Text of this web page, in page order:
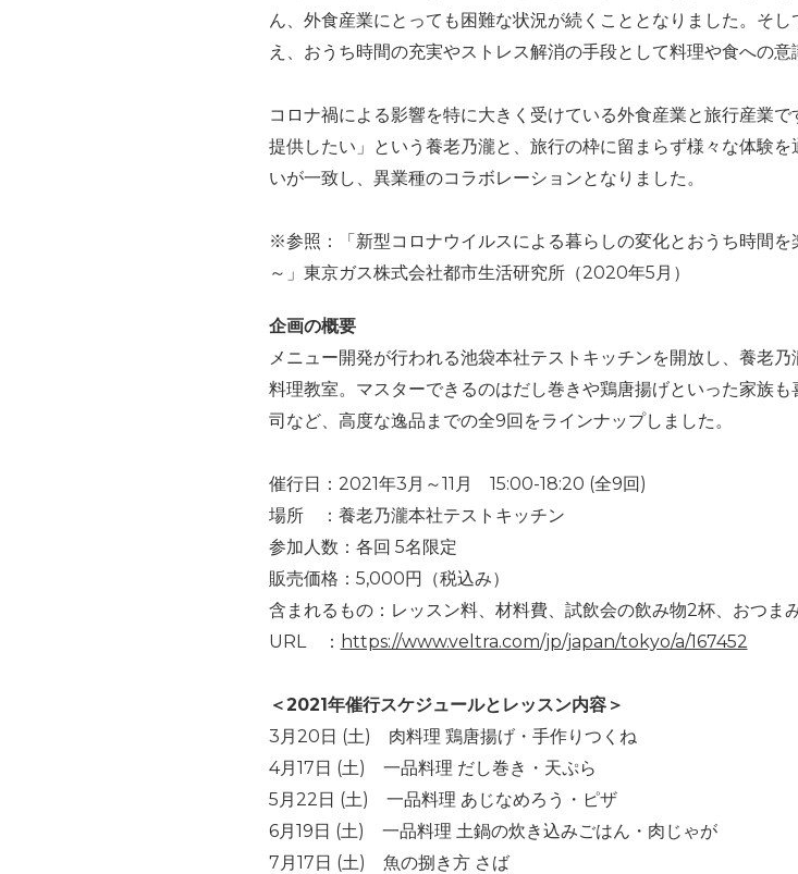
ん、外食産業にとっても困難な状況が続くこととなりました。そ
え、おうち時間の充実やストレス解消の手段として料理や食への
コロナ禍による影響を特に大きく受けている外食産業と旅行産業
提供したい」という養老乃瀧と、旅行の枠に留まらず様々な体験
いが一致し、異業種のコラボレーションとなりました。
※参照：「新型コロナウイルスによる暮らしの変化とおうち時間
～」東京ガス株式会社都市生活研究所（2020年5月）
企画の概要
メニュー開発が行われる池袋本社テストキッチンを開放し、養老
料理教室。マスターできるのはだし巻きや鶏唐揚げといった家族
司など、高度な逸品までの全9回をラインナップしました。
催行日：2021年3月～11月 15:00-18:20 (全9回)
場所 ：養老乃瀧本社テストキッチン
参加人数：各回 5名限定
販売価格：5,000円（税込み）
含まれるもの：レッスン料、材料費、試飲会の飲み物2杯、おつま
URL ： https://www.veltra.com/jp/japan/tokyo/a/167452
＜2021年催行スケジュールとレッスン内容＞
3月20日 (土) 肉料理 鶏唐揚げ・手作りつくね
4月17日 (土) 一品料理 だし巻き・天ぷら
5月22日 (土) 一品料理 あじなめろう・ピザ
6月19日 (土) 一品料理 土鍋の炊き込みごはん・肉じゃが
7月17日 (土) 魚の捌き方 さば